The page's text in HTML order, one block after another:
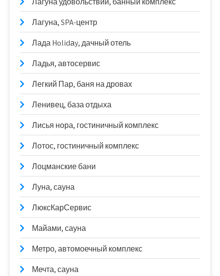
Лагуна, SPA-центр
Лада Holidаy, дачный отель
Ладья, автосервис
Легкий Пар, баня на дровах
Ленивец, база отдыха
Лисья нора, гостиничный комплекс
Лотос, гостиничный комплекс
Лоцманские бани
Луна, сауна
ЛюксКарСервис
Майами, сауна
Метро, автомоечный комплекс
Мечта, сауна